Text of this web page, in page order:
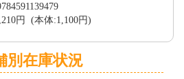
円 (本体:1,100円)
別在庫状況